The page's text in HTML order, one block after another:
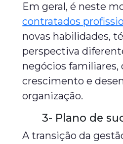
Em geral, é neste
contratados
novas habilidades,
perspectiva
negócios familiares,
crescimento e
organização.
3- Plano de
A transição da